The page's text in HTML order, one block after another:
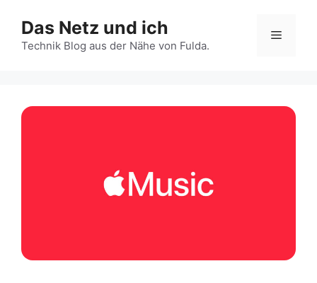
Inhalt
springen
Das Netz und ich
Technik Blog aus der Nähe von Fulda.
Menü